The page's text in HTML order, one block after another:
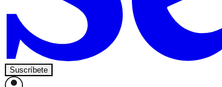
Suscríbete